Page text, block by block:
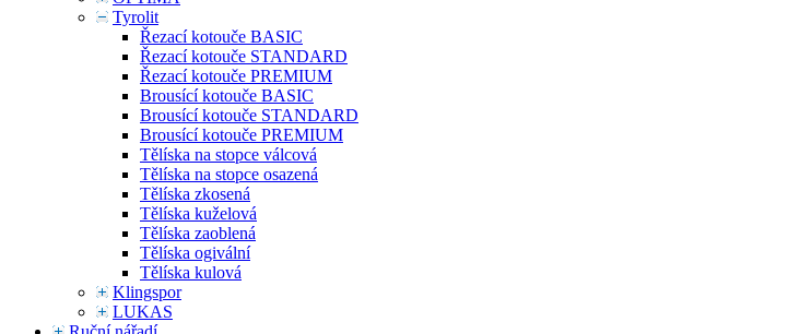
Tyrolit
Řezací kotouče BASIC
Řezací kotouče STANDARD
Řezací kotouče PREMIUM
Brousící kotouče BASIC
Brousící kotouče STANDARD
Brousící kotouče PREMIUM
Tělíska na stopce válcová
Tělíska na stopce osazená
Tělíska zkosená
Tělíska kuželová
Tělíska zaoblená
Tělíska ogivální
Tělíska kulová
Klingspor
LUKAS